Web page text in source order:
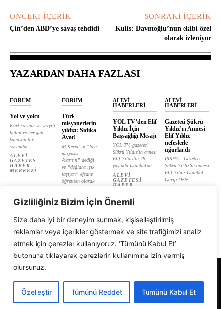
Gizliliğiniz Bizim İçin Önemli
Size daha iyi bir deneyim sunmak, kişiselleştirilmiş
reklamlar veya içerikler göstermek ve site trafiğimizi analiz
etmek için çerezler kullanıyoruz. ‘Tümünü Kabul Et’
butonuna tıklayarak çerezlerin kullanımına izin vermiş
olursunuz.
Özelleştir Tümünü Reddet Tümünü Kabul Et
ÖNCEKI İÇERIK
Çin’den ABD’ye savaş tehdidi
SONRAKI İÇERIK
Kulis: Davutoğlu’nun ekibi özel
olarak izleniyor
YAZARDAN DAHA FAZLASI
FORUM
Yol ve yolcu
Kürt sorunu iki yüzyılı
bulan ve her gün
kanayan bir
sorundur....
ALEVI
GAZETESI
HABER
MERKEZI
FORUM
Türk
misyonerlerin
yıldızı: Sıdıka
Avar!
M.Kemal’in “Sen
misyoner
Avar’sın” dediği
ve “dağlara ışık
taşıyan” efsane
öğretmen olarak
ALEVI
GAZETESI
ALEVI
HABERLERI
YOL TV’den Elif
Yıldız İçin
Başsağlığı Mesajı
YOL TV, gazeteci
Şükrü Yıldız'ın annesi
Elif Yıldız'ın 78
yaşında İstanbul'da...
ALEVI
GAZETESI
HABER
ALEVI
HABERLERI
Gazeteci Şükrü
Yıldız’ın Annesi
Elif Yıldız
nefeslerle
uğurlandı
PİRHA – Gazeteci
Şükrü Yıldız’ın annesi
Elif Yıldız İstanbul
Garip Dede...
Alevi Gazetesi